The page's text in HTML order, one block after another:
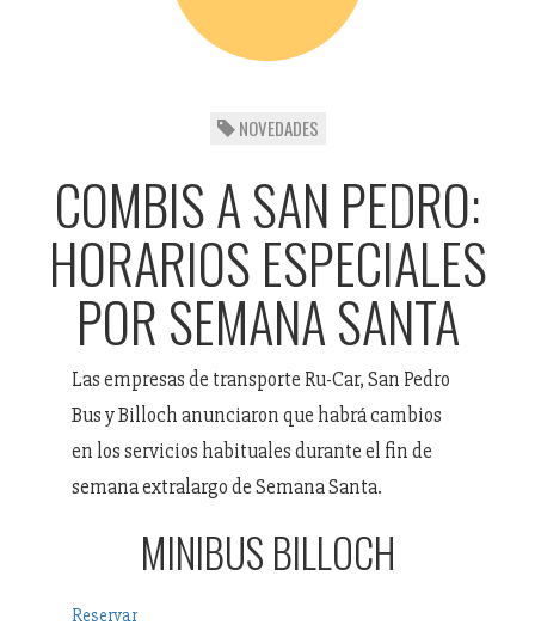
NOVEDADES
COMBIS A SAN PEDRO:
HORARIOS ESPECIALES
POR SEMANA SANTA
Las empresas de transporte Ru-Car, San Pedro
Bus y Billoch anunciaron que habrá cambios
en los servicios habituales durante el fin de
semana extralargo de Semana Santa.
MINIBUS BILLOCH
Reservar